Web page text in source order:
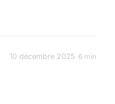
10 décembre 2025 6 min